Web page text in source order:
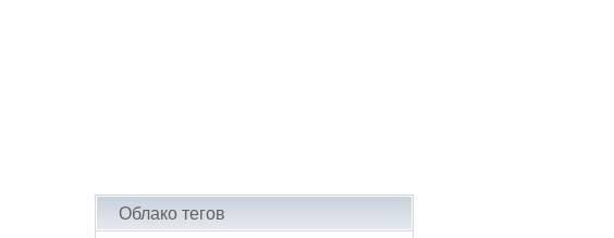
Облако тегов